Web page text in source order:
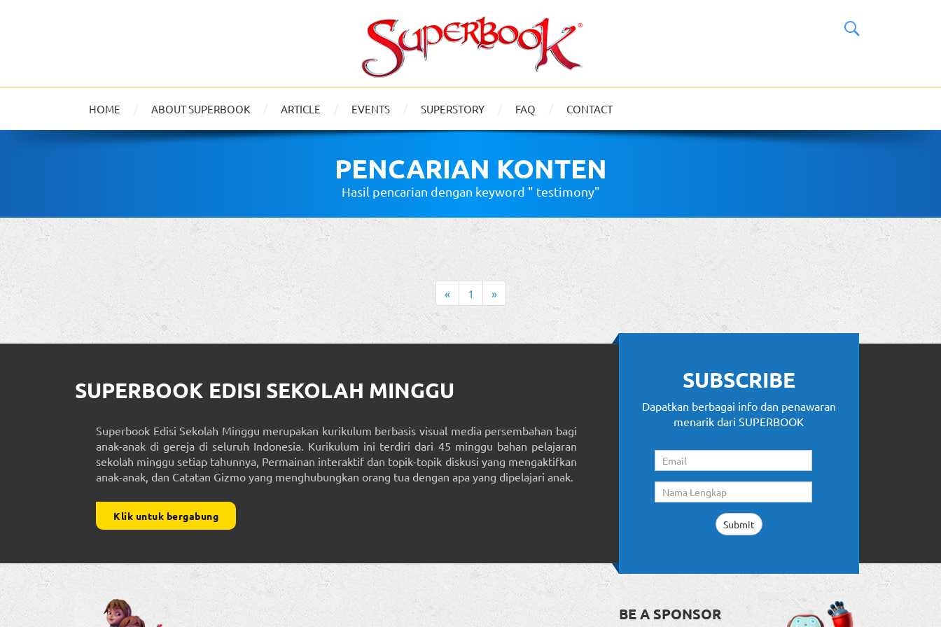
HOME ABOUT SUPERBOOK ARTICLE EVENTS SUPERSTORY FAQ CONTACT
PENCARIAN KONTEN
Hasil pencarian dengan keyword " testimony"
« 1 »
SUPERBOOK EDISI SEKOLAH MINGGU
Superbook Edisi Sekolah Minggu merupakan kurikulum berbasis visual media persembahan bagi
anak-anak di gereja di seluruh Indonesia. Kurikulum ini terdiri dari 45 minggu bahan pelajaran
sekolah minggu setiap tahunnya, Permainan interaktif dan topik-topik diskusi yang mengaktifkan
anak-anak, dan Catatan Gizmo yang menghubungkan orang tua dengan apa yang dipelajari anak.
Klik untuk bergabung
SUBSCRIBE
Dapatkan berbagai info dan penawaran
menarik dari SUPERBOOK
BE A SPONSOR